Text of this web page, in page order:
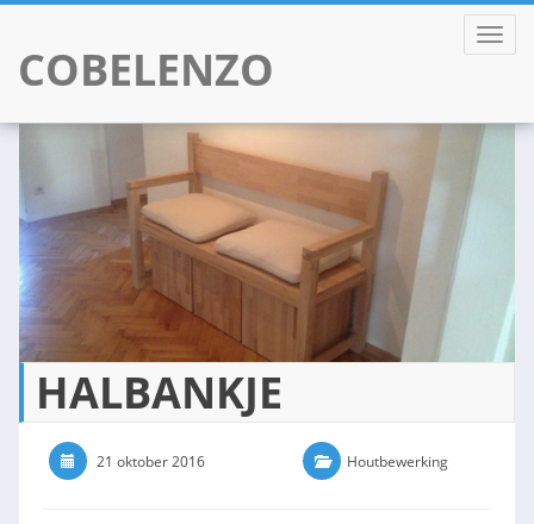
COBELENZO
content
HALBANKJE
21 oktober 2016 Houtbewerking